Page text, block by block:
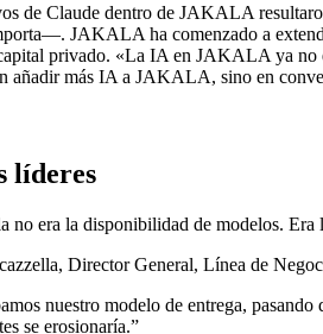
de Claude dentro de JAKALA
JAKALA ha comenzado a
privado. «La IA en JAKALA ya
añadir más IA a JAKALA, sino en
líderes
no era la disponibilidad de modelos. Era
, Director General, Línea de
nuestro modelo de entrega,
se erosionaría.”